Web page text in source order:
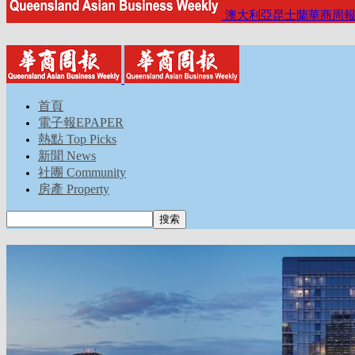
澳大利亞昆士蘭華商周報
首頁
電子報EPAPER
熱點 Top Picks
新聞 News
社團 Community
房產 Property